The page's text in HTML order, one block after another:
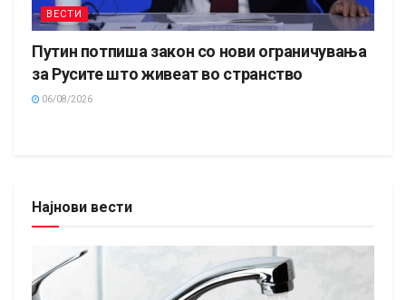
ВЕСТИ
Путин потпиша закон со нови ограничувања
за Русите што живеат во странство
06/08/2026
Најнови вести